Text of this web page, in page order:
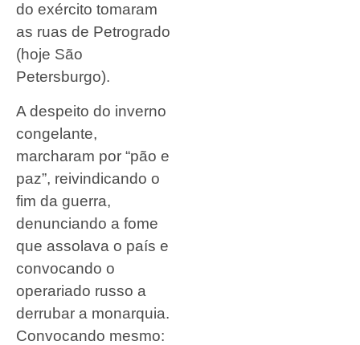
do exército tomaram
as ruas de Petrogrado
(hoje São
Petersburgo).
A despeito do inverno
congelante,
marcharam por “pão e
paz”, reivindicando o
fim da guerra,
denunciando a fome
que assolava o país e
convocando o
operariado russo a
derrubar a monarquia.
Convocando mesmo: